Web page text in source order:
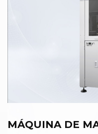
MÁQUINA DE